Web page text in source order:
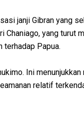
janji Gibran yang
Chaniago, yang turut
terhadap Papua.
Ini menunjukkan
relatif